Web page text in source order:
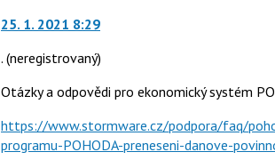
jako
25. 1. 2021 8:29
. (neregistrovaný)
Otázky a odpovědi pro ekonomický systém
https://www.stormware.cz/podpora/faq/
programu-POHODA-preneseni-danove-